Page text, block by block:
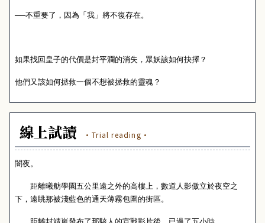
──不重要了，因為「我」將不復存在。
如果找回皇子的代價是封平瀾的消失，眾妖該如何抉擇？
他們又該如何拯救一個不想被拯救的靈魂？
線上試讀 ·Trial reading·
闇夜。
距離曦舫學園五公里遠之外的高樓上，數道人影傲立於夜空之
下，遠眺那被淺藍色的通天薄霧包圍的街區。